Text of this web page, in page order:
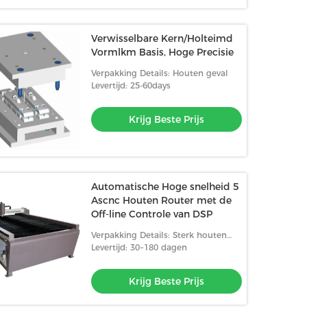
Verwisselbare Kern/Holteimd
Vormlkm Basis, Hoge Precisie
Verpakking Details: Houten geval
Levertijd: 25-60days
Krijg Beste Prijs
Automatische Hoge snelheid 5
Ascnc Houten Router met de
Off-line Controle van DSP
Verpakking Details: Sterk houten
pakket overeenkomstig de eisen
Levertijd: 30~180 dagen
Krijg Beste Prijs